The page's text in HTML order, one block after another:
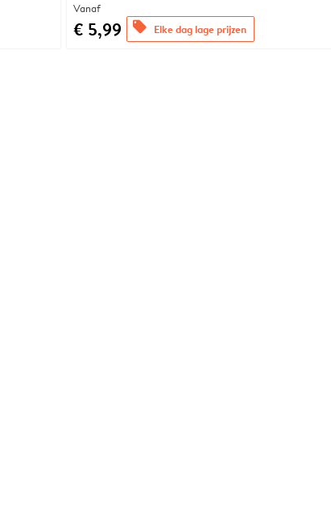
Vanaf
€ 5,99 offers Elke dag lage prijzen